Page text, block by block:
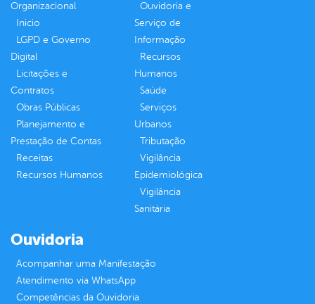
Organizacional
Inicio
LGPD e Governo
Digital
Licitações e
Contratos
Obras Públicas
Planejamento e
Prestação de Contas
Receitas
Recursos Humanos
Ouvidoria e
Serviço de
Informação
Recursos
Humanos
Saúde
Serviços
Urbanos
Tributação
Vigilância
Epidemiológica
Vigilância
Sanitária
Ouvidoria
Acompanhar uma Manifestação
Atendimento via WhatsApp
Competências da Ouvidoria